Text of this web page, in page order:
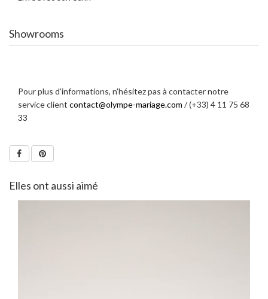
Showrooms
Pour plus d'informations, n'hésitez pas à contacter notre
service client contact@olympe-mariage.com / (+33) 4 11 75 68
33
Elles ont aussi aimé